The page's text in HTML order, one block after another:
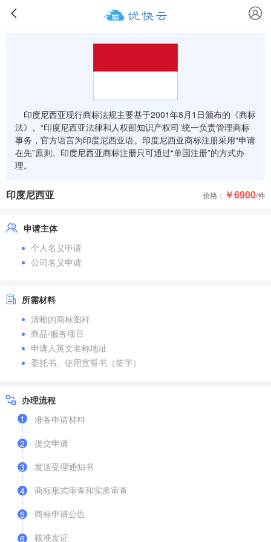
印度尼西亚现行商标法规主要基于2001年8月1日颁布的《商标
法》。“印度尼西亚法律和人权部知识产权司”统一负责管理商标
事务，官方语言为印度尼西亚语。印度尼西亚商标注册采用“申请
在先”原则。印度尼西亚商标注册只可通过“单国注册”的方式办
理。
印度尼西亚 价格： ￥6900/件
申请主体
个人名义申请
公司名义申请
所需材料
清晰的商标图样
商品/服务项目
申请人英文名称地址
委托书、使用宣誓书（签字）
办理流程
1
准备申请材料
2
提交申请
3
发送受理通知书
4
商标形式审查和实质审查
5
商标申请公告
6 核准发证